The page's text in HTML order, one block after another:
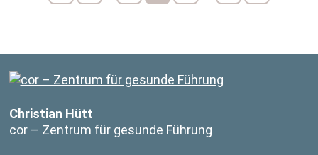
Christian Hütt
cor – Zentrum für gesunde Führung